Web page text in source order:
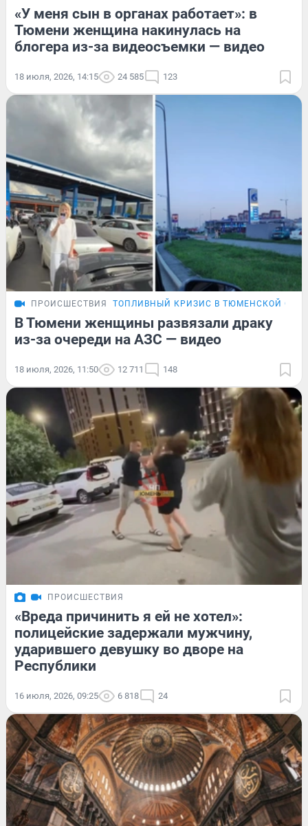
«У меня сын в органах работает»: в
Тюмени женщина накинулась на
блогера из-за видеосъемки — видео
18 июля, 2026, 14:15 24 585 123
ПРОИСШЕСТВИЯ ТОПЛИВНЫЙ КРИЗИС В ТЮМЕНСКОЙ
В Тюмени женщины развязали драку
из-за очереди на АЗС — видео
18 июля, 2026, 11:50 12 711 148
ПРОИСШЕСТВИЯ
«Вреда причинить я ей не хотел»:
полицейские задержали мужчину,
ударившего девушку во дворе на
Республики
16 июля, 2026, 09:25 6 818 24